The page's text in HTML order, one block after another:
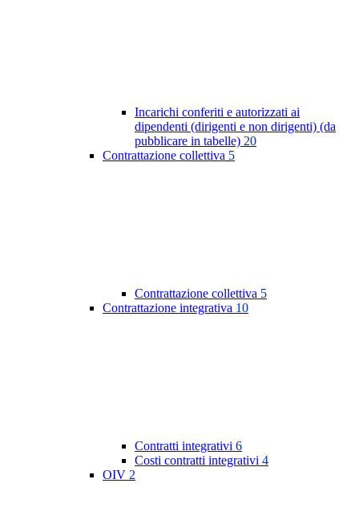
Incarichi conferiti e autorizzati ai
dipendenti (dirigenti e non dirigenti) (da
pubblicare in tabelle) 20
Contrattazione collettiva 5
Contrattazione collettiva 5
Contrattazione integrativa 10
Contratti integrativi 6
Costi contratti integrativi 4
OIV 2